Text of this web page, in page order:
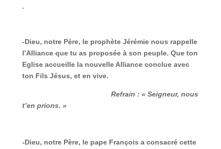
-Dieu, notre Père, le prophète Jérémie nous rappelle
l’Alliance que tu as proposée à son peuple. Que ton
Eglise accueille la nouvelle Alliance conclue avec
ton Fils Jésus, et en vive.
Refrain : « Seigneur, nous
t’en prions. »
-Dieu, notre Père, le pape François a consacré cette